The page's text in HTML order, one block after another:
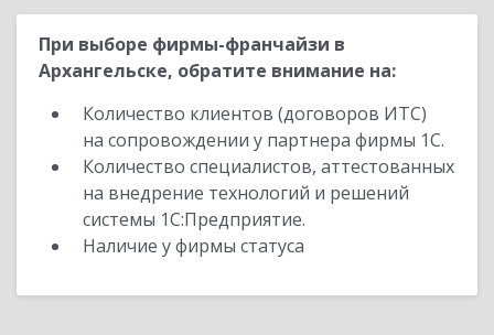
При выборе фирмы-франчайзи в
Архангельске, обратите внимание на:
Количество клиентов (договоров ИТС)
на сопровождении у партнера фирмы 1С.
Количество специалистов, аттестованных
на внедрение технологий и решений
системы 1С:Предприятие.
Наличие у фирмы статуса